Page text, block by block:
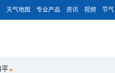
天气地图 专业产品 资讯 视频 节气
平